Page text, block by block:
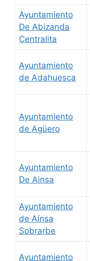
Ayuntamiento
De Abizanda
Centralita
Ayuntamiento
de Adahuesca
Ayuntamiento
de Agüero
Ayuntamiento
De Ainsa
Ayuntamiento
de Aínsa
Sobrarbe
Ayuntamiento